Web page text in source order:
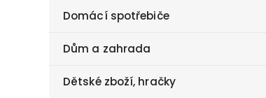
Domácí spotřebiče
Dům a zahrada
Dětské zboží, hračky